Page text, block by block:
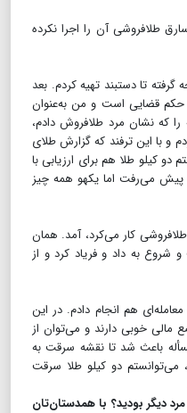
طلافروشی آن را اجرا نکرده
تا دستبند تهیه کردم. بعد
حکم قضایی است و من به‌عنوان
را که نشان مرد طلافروش دادم،
و با این ترفند که گزارش طلای
دو کیلو طلا هم برای ارزیابی با
می‌رفت اما یکهو همه چیز
کار می‌کرد، آمد. همان
شروع به داد و فریاد کرد و از
هم انجام دادم. در این
مالی خوبی دارند و می‌توان‌ از
باعث شد تا نقشه سرقت به
دو کیلو طلا سرقت
دیگر بودید؟ با همدستان‌تان